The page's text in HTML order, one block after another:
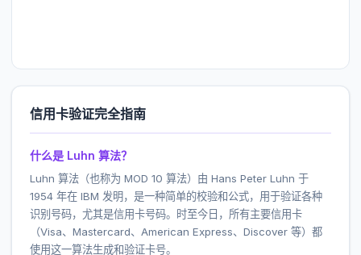
信用卡验证完全指南
什么是 Luhn 算法？
Luhn 算法（也称为 MOD 10 算法）由 Hans Peter Luhn 于
1954 年在 IBM 发明，是一种简单的校验和公式，用于验证各种
识别号码，尤其是信用卡号码。时至今日，所有主要信用卡
（Visa、Mastercard、American Express、Discover 等）都
使用这一算法生成和验证卡号。